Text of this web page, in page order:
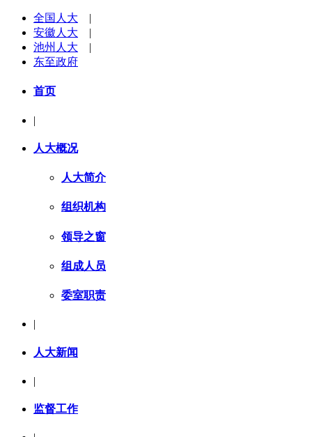
全国人大 |
安徽人大 |
池州人大 |
东至政府
首页
|
人大概况
人大简介
组织机构
领导之窗
组成人员
委室职责
|
人大新闻
|
监督工作